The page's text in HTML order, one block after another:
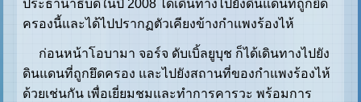
ประธานาธิบดีในปี 2008 ได้เดินทางไปยังดินแดนที่ถูกยึด
ครองนี้และได้ไปปรากฏตัวเคียงข้างกำแพงร้องไห้
ก่อนหน้าโอบามา จอร์จ ดับเบิ้ลยูบุช ก็ได้เดินทางไปยัง
ดินแดนที่ถูกยึดครอง และไปยังสถานที่ของกำแพงร้องไห้
ด้วยเช่นกัน เพื่อเยี่ยมชมและทำการคารวะ พร้อมการ